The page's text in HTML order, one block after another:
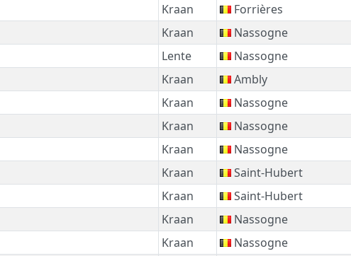
Kraan Forrières
Kraan Nassogne
Lente Nassogne
Kraan Ambly
Kraan Nassogne
Kraan Nassogne
Kraan Nassogne
Kraan Saint-Hubert
Kraan Saint-Hubert
Kraan Nassogne
Kraan Nassogne